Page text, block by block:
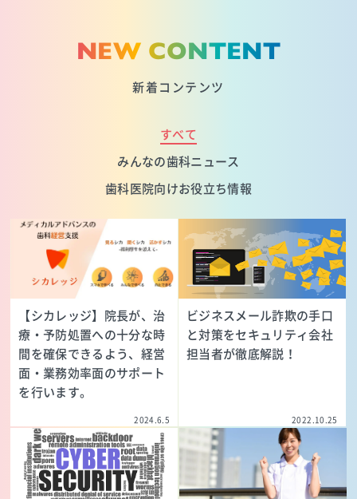
NEW CONTENT
新着コンテンツ
すべて
みんなの歯科ニュース
歯科医院向けお役立ち情報
【シカレッジ】院長が、治
療・予防処置への十分な時
間を確保できるよう、経営
面・業務効率面のサポート
を行います。
2024.6.5
ビジネスメール詐欺の手口
と対策をセキュリティ会社
担当者が徹底解説！
2022.10.25